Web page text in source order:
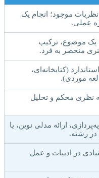
موجود؛ انجام یک
عملی.
یک موضوع، ترکیب
منحصر به فرد.
(کتابخانه‌ای،
موردی).
نظری محکم و تحلیل
ارائه مدلی نوین، یا
رشته.
در ادبیات و عمل